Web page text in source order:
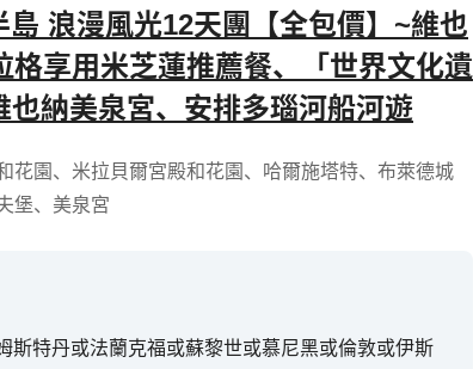
浪漫風光12天團【全包價】~維也
享用米芝蓮推薦餐、「世界文化遺
納美泉宮、安排多瑙河船河遊
花園 、 米拉貝爾宮殿和花園 、 哈爾施塔特、 布萊德城
堡、 美泉宮
斯特丹或法蘭克福或蘇黎世或慕尼黑或倫敦或伊斯